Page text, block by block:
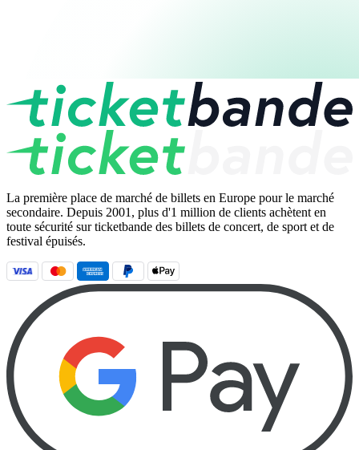
La première place de marché de billets en Europe pour le marché
secondaire. Depuis 2001, plus d'1 million de clients achètent en
toute sécurité sur ticketbande des billets de concert, de sport et de
festival épuisés.